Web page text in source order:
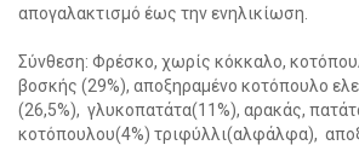
απογαλακτισμό έως την ενηλικίωση.
Σύνθεση: Φρέσκο, χωρίς κόκκαλο,
βοσκής (29%), αποξηραμένο κοτόπουλο
(26,5%), γλυκοπατάτα(11%), αρακάς,
κοτόπουλου(4%) τριφύλλι(αλφάλφα),